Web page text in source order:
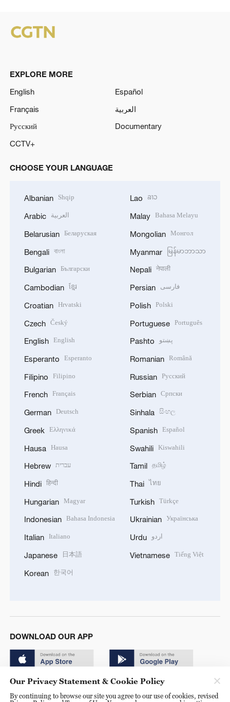
EXPLORE MORE
English
Español
Français
العربية
Русский
Documentary
CCTV+
CHOOSE YOUR LANGUAGE
Albanian Shqip
Arabic العربية
Belarusian Беларуская
Bengali বাংলা
Bulgarian Български
Cambodian ខ្មែរ
Croatian Hrvatski
Czech Český
English English
Esperanto Esperanto
Filipino Filipino
French Français
German Deutsch
Greek Ελληνικά
Hausa Hausa
Hebrew עברית
Hindi हिन्दी
Hungarian Magyar
Indonesian Bahasa Indonesia
Italian Italiano
Japanese 日本語
Korean 한국어
Lao ລາວ
Malay Bahasa Melayu
Mongolian Монгол
Myanmar မြန်မာဘာသာ
Nepali नेपाली
Persian فارسی
Polish Polski
Portuguese Português
Pashto پښتو
Romanian Română
Russian Русский
Serbian Српски
Sinhala සිංහල
Spanish Español
Swahili Kiswahili
Tamil தமிழ்
Thai ไทย
Turkish Türkçe
Ukrainian Українська
Urdu اردو
Vietnamese Tiếng Việt
DOWNLOAD OUR APP
Our Privacy Statement & Cookie Policy
By continuing to browse our site you agree to our use of cookies, revised